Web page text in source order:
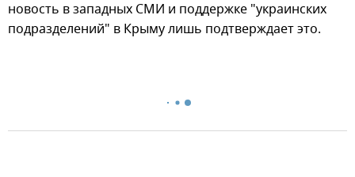
новость в западных СМИ и поддержке "украинских
подразделений" в Крыму лишь подтверждает это.